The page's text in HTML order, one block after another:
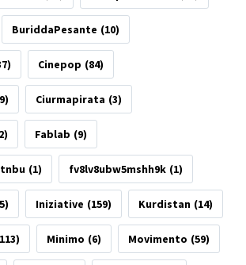
BuriddaPesante (10)
Cinepop (84)
Ciurmapirata (3)
Fablab (9)
(1) fv8lv8ubw5mshh9k (1)
Iniziative (159) Kurdistan (14)
Minimo (6) Movimento (59)